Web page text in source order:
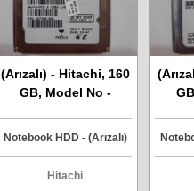
(Arızalı) - Hitachi, 160
GB, Model No -
Notebook HDD - (Arızalı)
Hitachi